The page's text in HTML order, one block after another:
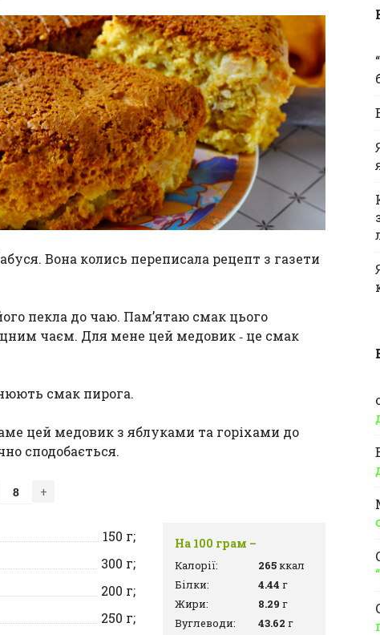
Вона колись переписала рецепт з газети
пекла до чаю. Пам’ятаю смак цього
чаєм. Для мене цей медовик ‑ це смак
смак пирога.
цей медовик з яблуками та горіхами до
сподобається.
+
150 г;
300 г;
200 г;
250 г;
На 100 грам –
Калорії: 265ккал
Білки:
4.44 г
Жири:
8.29 г
Вуглеводи:
43.62 г